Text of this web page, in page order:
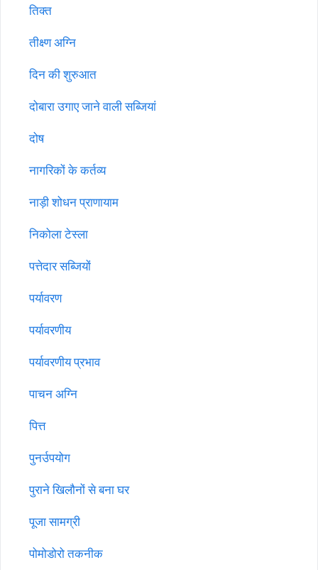
तिक्त
तीक्ष्ण अग्नि
दिन की शुरुआत
दोबारा उगाए जाने वाली सब्जियां
दोष
नागरिकों के कर्तव्य
नाड़ी शोधन प्राणायाम
निकोला टेस्ला
पत्तेदार सब्जियों
पर्यावरण
पर्यावरणीय
पर्यावरणीय प्रभाव
पाचन अग्नि
पित्त
पुनर्उपयोग
पुराने खिलौनों से बना घर
पूजा सामग्री
पोमोडोरो तकनीक